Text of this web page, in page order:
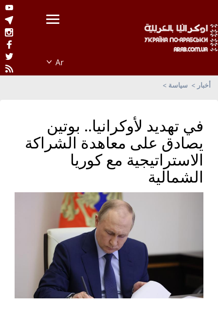
أخبار سياسة
في تهديد لأوكرانيا.. بوتين
يصادق على معاهدة الشراكة
الاستراتيجية مع كوريا
الشمالية